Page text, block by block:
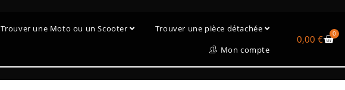
Trouver une Moto ou un Scooter
Trouver une pièce détachée
Mon compte
0,00 € 0